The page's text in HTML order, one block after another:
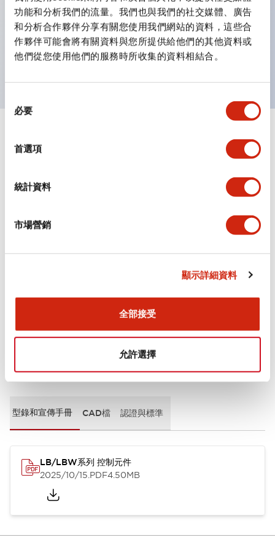
功能和分析我們的流量。我們也與我們的社交媒體、廣告
和分析合作夥伴分享有關您使用我們網站的資料，這些合
作夥伴可能會將有關資料與您所提供給他們的其他資料或
他們從您使用他們的服務時所收集的資料相結合。
必要
首選項
統計資料
市場營銷
顯示詳細資料
全部接受
允許選擇
優異的防水性能。保護結構IP65
按鈕開關、選擇開關、帶鎖選擇開關最大支持3c接點。
LED照光帶來明亮且鮮明的照光面
可用專用配件輕鬆更換為Φ22閃光輪廓型
顯示全部+
功能規格
安裝和安裝規範
文件和檔案
型錄和宣傳手冊 CAD檔 認證與標準
LB/LBW系列 控制元件
2025/10/15.PDF4.50MB